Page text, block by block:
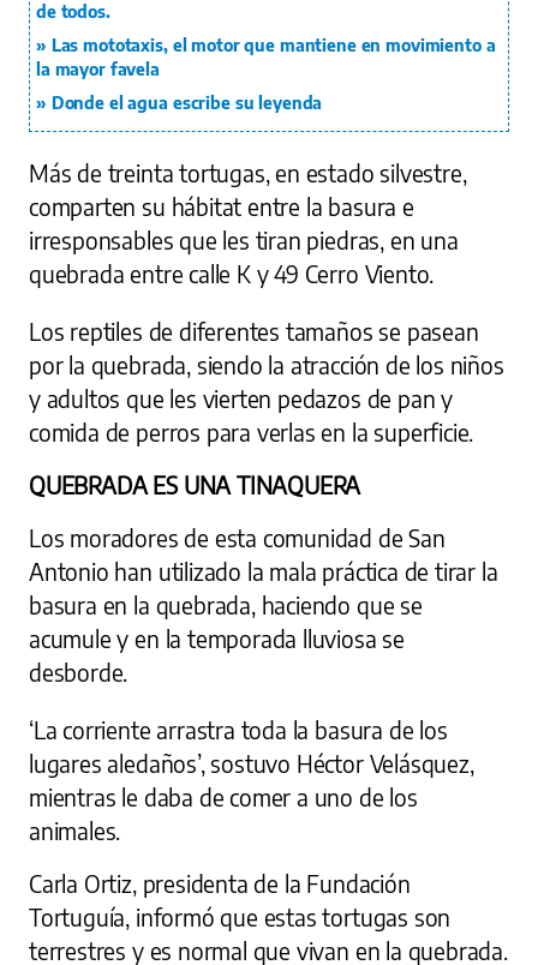
de todos.
Las mototaxis, el motor que mantiene en movimiento a
la mayor favela
Donde el agua escribe su leyenda
Más de treinta tortugas, en estado silvestre,
comparten su hábitat entre la basura e
irresponsables que les tiran piedras, en una
quebrada entre calle K y 49 Cerro Viento.
Los reptiles de diferentes tamaños se pasean
por la quebrada, siendo la atracción de los niños
y adultos que les vierten pedazos de pan y
comida de perros para verlas en la superficie.
QUEBRADA ES UNA TINAQUERA
Los moradores de esta comunidad de San
Antonio han utilizado la mala práctica de tirar la
basura en la quebrada, haciendo que se
acumule y en la temporada lluviosa se
desborde.
‘La corriente arrastra toda la basura de los
lugares aledaños’, sostuvo Héctor Velásquez,
mientras le daba de comer a uno de los
animales.
Carla Ortiz, presidenta de la Fundación
Tortuguía, informó que estas tortugas son
terrestres y es normal que vivan en la quebrada.